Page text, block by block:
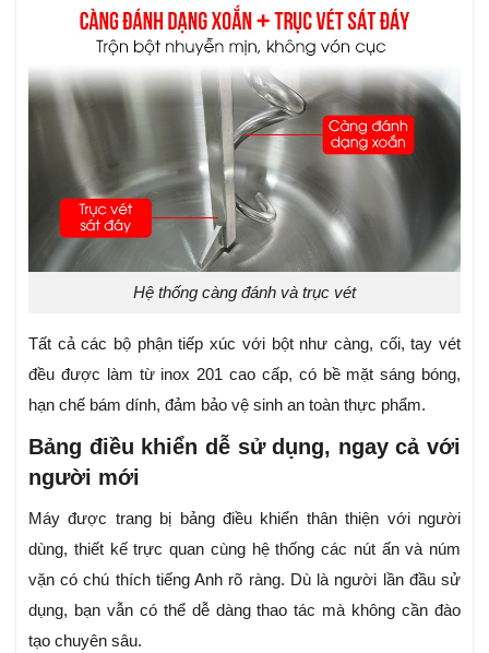
Hệ thống càng đánh và trục vét
Tất cả các bộ phận tiếp xúc với bột như càng, cối, tay vét
đều được làm từ inox 201 cao cấp, có bề mặt sáng bóng,
hạn chế bám dính, đảm bảo vệ sinh an toàn thực phẩm.
Bảng điều khiển dễ sử dụng, ngay cả với
người mới
Máy được trang bị bảng điều khiển thân thiện với người
dùng, thiết kế trực quan cùng hệ thống các nút ấn và núm
vặn có chú thích tiếng Anh rõ ràng. Dù là người lần đầu sử
dụng, bạn vẫn có thể dễ dàng thao tác mà không cần đào
tạo chuyên sâu.